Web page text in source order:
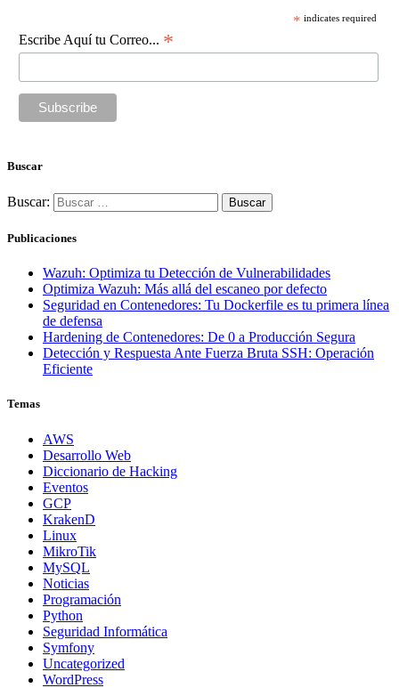
* indicates required
Escribe Aquí tu Correo... *
Buscar
Buscar:
Publicaciones
Wazuh: Optimiza tu Detección de Vulnerabilidades
Optimiza Wazuh: Más allá del escaneo por defecto
Seguridad en Contenedores: Tu Dockerfile es tu primera línea
de defensa
Hardening de Contenedores: De 0 a Producción Segura
Detección y Respuesta Ante Fuerza Bruta SSH: Operación
Eficiente
Temas
AWS
Desarrollo Web
Diccionario de Hacking
Eventos
GCP
KrakenD
Linux
MikroTik
MySQL
Noticias
Programación
Python
Seguridad Informática
Symfony
Uncategorized
WordPress